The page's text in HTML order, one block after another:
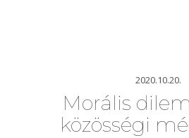
2020.10.20.
Morális
közösségi